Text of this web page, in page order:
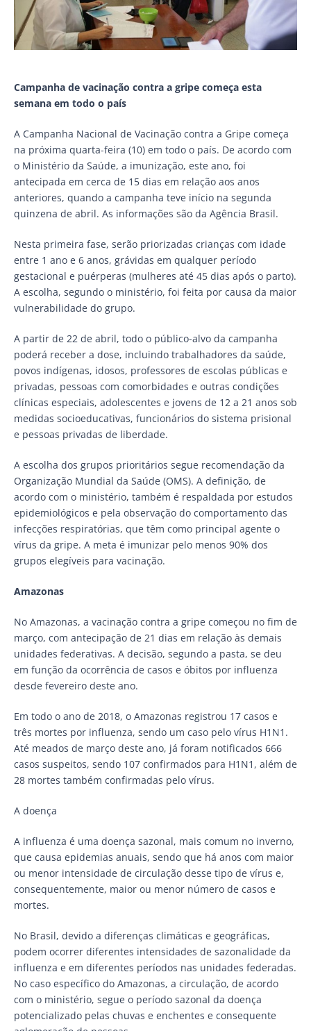
Campanha de vacinação contra a gripe começa esta
semana em todo o país
A Campanha Nacional de Vacinação contra a Gripe começa
na próxima quarta-feira (10) em todo o país. De acordo com
o Ministério da Saúde, a imunização, este ano, foi
antecipada em cerca de 15 dias em relação aos anos
anteriores, quando a campanha teve início na segunda
quinzena de abril. As informações são da Agência Brasil.
Nesta primeira fase, serão priorizadas crianças com idade
entre 1 ano e 6 anos, grávidas em qualquer período
gestacional e puérperas (mulheres até 45 dias após o parto).
A escolha, segundo o ministério, foi feita por causa da maior
vulnerabilidade do grupo.
A partir de 22 de abril, todo o público-alvo da campanha
poderá receber a dose, incluindo trabalhadores da saúde,
povos indígenas, idosos, professores de escolas públicas e
privadas, pessoas com comorbidades e outras condições
clínicas especiais, adolescentes e jovens de 12 a 21 anos sob
medidas socioeducativas, funcionários do sistema prisional
e pessoas privadas de liberdade.
A escolha dos grupos prioritários segue recomendação da
Organização Mundial da Saúde (OMS). A definição, de
acordo com o ministério, também é respaldada por estudos
epidemiológicos e pela observação do comportamento das
infecções respiratórias, que têm como principal agente o
vírus da gripe. A meta é imunizar pelo menos 90% dos
grupos elegíveis para vacinação.
Amazonas
No Amazonas, a vacinação contra a gripe começou no fim de
março, com antecipação de 21 dias em relação às demais
unidades federativas. A decisão, segundo a pasta, se deu
em função da ocorrência de casos e óbitos por influenza
desde fevereiro deste ano.
Em todo o ano de 2018, o Amazonas registrou 17 casos e
três mortes por influenza, sendo um caso pelo vírus H1N1.
Até meados de março deste ano, já foram notificados 666
casos suspeitos, sendo 107 confirmados para H1N1, além de
28 mortes também confirmadas pelo vírus.
A doença
A influenza é uma doença sazonal, mais comum no inverno,
que causa epidemias anuais, sendo que há anos com maior
ou menor intensidade de circulação desse tipo de vírus e,
consequentemente, maior ou menor número de casos e
mortes.
No Brasil, devido a diferenças climáticas e geográficas,
podem ocorrer diferentes intensidades de sazonalidade da
influenza e em diferentes períodos nas unidades federadas.
No caso específico do Amazonas, a circulação, de acordo
com o ministério, segue o período sazonal da doença
potencializado pelas chuvas e enchentes e consequente